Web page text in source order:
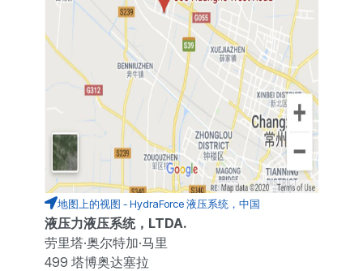
地图上的视图 - HydraForce 液压系统，中国
液压力液压系统，LTDA.
劳里塔·奥尔特加·马里
499 塔博奥达塞拉